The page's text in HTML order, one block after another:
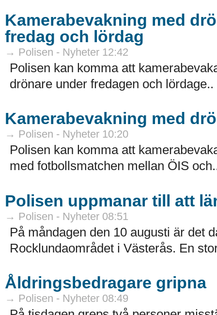
Kamerabevakning med
fredag och lördag
→ Polisen - Nyheter 12:42
Polisen kan komma att
drönare under fredagen och lördage..
Kamerabevakning med
→ Polisen - Nyheter 10:20
Polisen kan komma att
med fotbollsmatchen mellan ÖIS
Polisen uppmanar till att
→ Polisen - Nyheter 08:51
På måndagen den 10 augusti är det
Rocklundaområdet i Västerås. En
Åldringsbedragare gripna
→ Polisen - Nyheter 08:49